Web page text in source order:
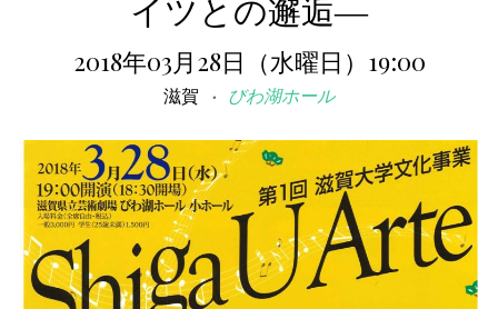
イツとの邂逅―
2018年03月28日（水曜日）19:00
滋賀 びわ湖ホール